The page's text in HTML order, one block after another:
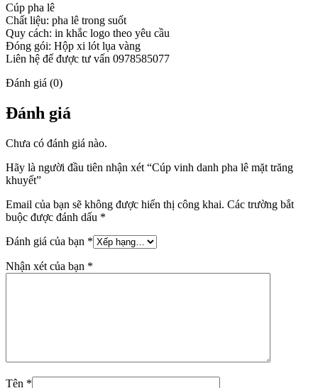
Cúp pha lê
Chất liệu: pha lê trong suốt
Quy cách: in khắc logo theo yêu cầu
Đóng gói: Hộp xi lót lụa vàng
Liên hệ để được tư vấn 0978585077
Đánh giá (0)
Đánh giá
Chưa có đánh giá nào.
Hãy là người đầu tiên nhận xét “Cúp vinh danh pha lê mặt trăng
khuyết”
Email của bạn sẽ không được hiển thị công khai. Các trường bắt
buộc được đánh dấu *
Đánh giá của bạn *
Nhận xét của bạn *
Tên *